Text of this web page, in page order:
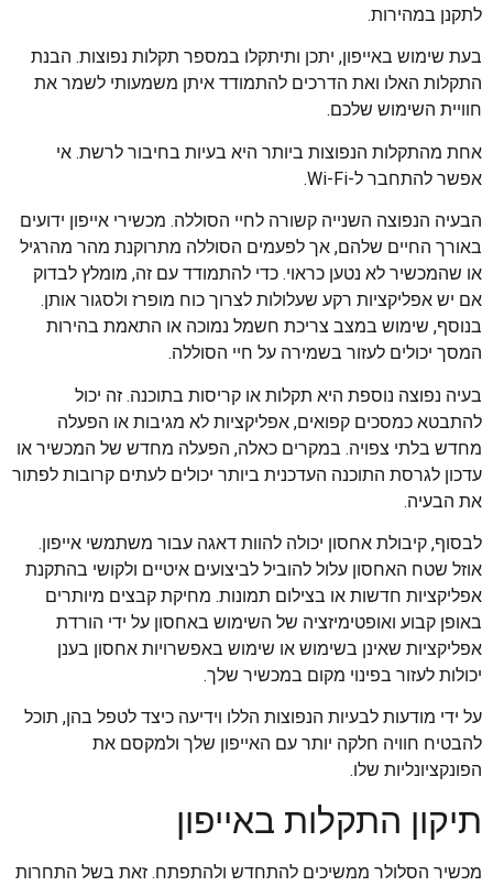
לתקנן במהירות.
בעת שימוש באייפון, יתכן ותיתקלו במספר תקלות נפוצות. הבנת
התקלות האלו ואת הדרכים להתמודד איתן משמעותי לשמר את
חוויית השימוש שלכם.
אחת מהתקלות הנפוצות ביותר היא בעיות בחיבור לרשת. אי
אפשר להתחבר ל-Wi-Fi.
הבעיה הנפוצה השנייה קשורה לחיי הסוללה. מכשירי אייפון ידועים
באורך החיים שלהם, אך לפעמים הסוללה מתרוקנת מהר מהרגיל
או שהמכשיר לא נטען כראוי. כדי להתמודד עם זה, מומלץ לבדוק
אם יש אפליקציות רקע שעלולות לצרוך כוח מופרז ולסגור אותן.
בנוסף, שימוש במצב צריכת חשמל נמוכה או התאמת בהירות
המסך יכולים לעזור בשמירה על חיי הסוללה.
בעיה נפוצה נוספת היא תקלות או קריסות בתוכנה. זה יכול
להתבטא כמסכים קפואים, אפליקציות לא מגיבות או הפעלה
מחדש בלתי צפויה. במקרים כאלה, הפעלה מחדש של המכשיר או
עדכון לגרסת התוכנה העדכנית ביותר יכולים לעתים קרובות לפתור
את הבעיה.
לבסוף, קיבולת אחסון יכולה להוות דאגה עבור משתמשי אייפון.
אוזל שטח האחסון עלול להוביל לביצועים איטיים ולקושי בהתקנת
אפליקציות חדשות או בצילום תמונות. מחיקת קבצים מיותרים
באופן קבוע ואופטימיזציה של השימוש באחסון על ידי הורדת
אפליקציות שאינן בשימוש או שימוש באפשרויות אחסון בענן
יכולות לעזור בפינוי מקום במכשיר שלך.
על ידי מודעות לבעיות הנפוצות הללו וידיעה כיצד לטפל בהן, תוכל
להבטיח חוויה חלקה יותר עם האייפון שלך ולמקסם את
הפונקציונליות שלו.
תיקון התקלות באייפון
מכשיר הסלולר ממשיכים להתחדש ולהתפתח. זאת בשל התחרות